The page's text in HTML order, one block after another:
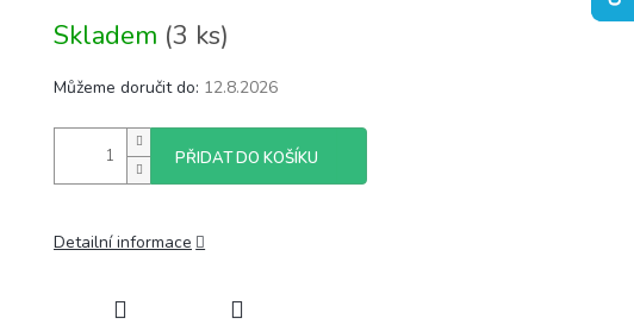
cena:
Skladem (3 ks)
Můžeme doručit do: 12.8.2026
PŘIDAT DO KOŠÍKU
Detailní informace